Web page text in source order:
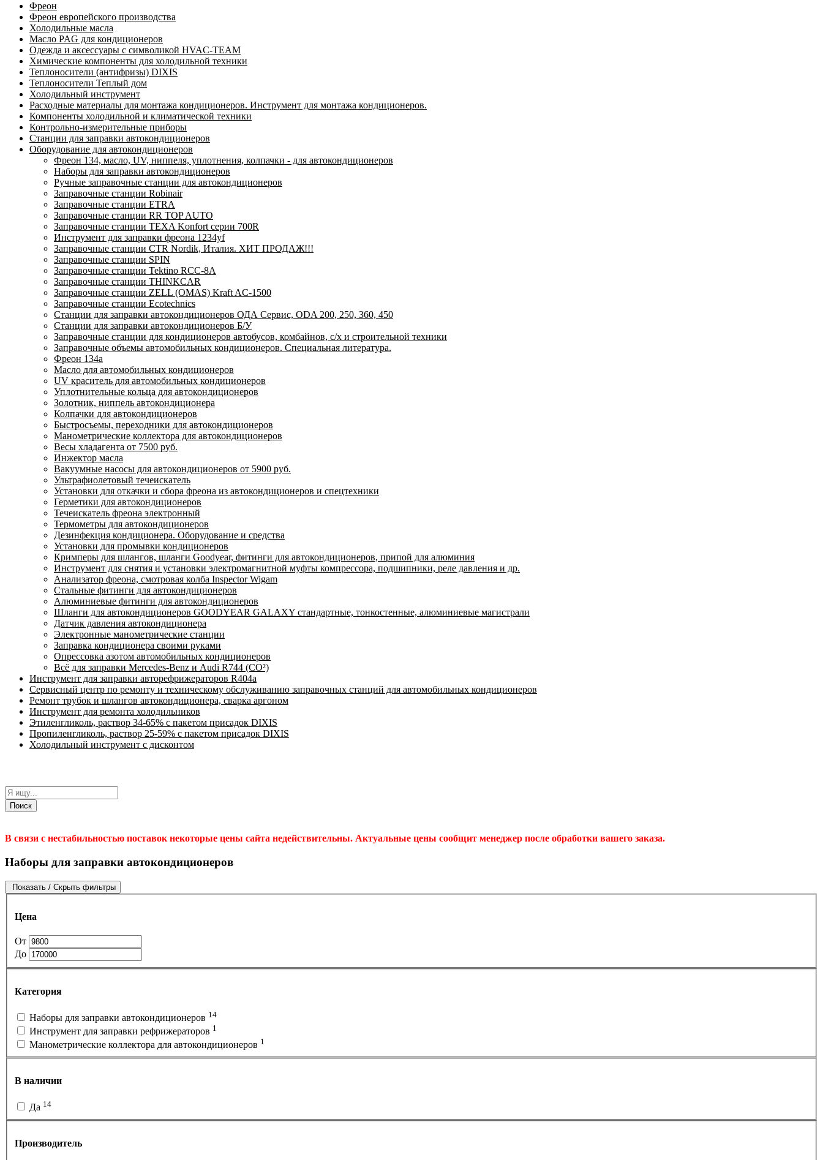
Фреон
Фреон европейского производства
Холодильные масла
Масло PAG для кондиционеров
Одежда и аксессуары с символикой HVAC-TEAM
Химические компоненты для холодильной техники
Теплоносители (антифризы) DIXIS
Теплоносители Теплый дом
Холодильный инструмент
Расходные материалы для монтажа кондиционеров. Инструмент для монтажа кондиционеров.
Компоненты холодильной и климатической техники
Контрольно-измерительные приборы
Станции для заправки автокондиционеров
Оборудование для автокондиционеров
Фреон 134, масло, UV, ниппеля, уплотнения, колпачки - для автокондиционеров
Наборы для заправки автокондиционеров
Ручные заправочные станции для автокондиционеров
Заправочные станции Robinair
Заправочные станции ETRA
Заправочные станции RR TOP AUTO
Заправочные станции TEXA Konfort серии 700R
Инструмент для заправки фреона 1234yf
Заправочные станции CTR Nordik, Италия. ХИТ ПРОДАЖ!!!
Заправочные станции SPIN
Заправочные станции Tektino RCC-8A
Заправочные станции THINKCAR
Заправочные станции ZELL (OMAS) Kraft AC-1500
Заправочные станции Ecotechnics
Станции для заправки автокондиционеров ОДА Сервис, ODA 200, 250, 360, 450
Станции для заправки автокондиционеров Б/У
Заправочные станции для кондиционеров автобусов, комбайнов, с/х и строительной техники
Заправочные объемы автомобильных кондиционеров. Специальная литература.
Фреон 134a
Масло для автомобильных кондиционеров
UV краситель для автомобильных кондиционеров
Уплотнительные кольца для автокондиционеров
Золотник, ниппель автокондиционера
Колпачки для автокондиционеров
Быстросъемы, переходники для автокондиционеров
Манометрические коллектора для автокондиционеров
Весы хладагента от 7500 руб.
Инжектор масла
Вакуумные насосы для автокондиционеров от 5900 руб.
Ультрафиолетовый течеискатель
Установки для откачки и сбора фреона из автокондиционеров и спецтехники
Герметики для автокондиционеров
Течеискатель фреона электронный
Термометры для автокондиционеров
Дезинфекция кондиционера. Оборудование и средства
Установки для промывки кондиционеров
Кримперы для шлангов, шланги Goodyear, фитинги для автокондиционеров, припой для алюминия
Инструмент для снятия и установки электромагнитной муфты компрессора, подшипники, реле давления и др.
Анализатор фреона, смотровая колба Inspector Wigam
Стальные фитинги для автокондиционеров
Алюминиевые фитинги для автокондиционеров
Шланги для автокондиционеров GOODYEAR GALAXY стандартные, тонкостенные, алюминиевые магистрали
Датчик давления автокондиционера
Электронные манометрические станции
Заправка кондиционера своими руками
Опрессовка азотом автомобильных кондиционеров
Всё для заправки Mercedes-Benz и Audi R744 (CO²)
Инструмент для заправки авторефрижераторов R404a
Сервисный центр по ремонту и техническому обслуживанию заправочных станций для автомобильных кондиционеров
Ремонт трубок и шлангов автокондиционера, сварка аргоном
Инструмент для ремонта холодильников
Этиленгликоль, раствор 34-65% с пакетом присадок DIXIS
Пропиленгликоль, раствор 25-59% с пакетом присадок DIXIS
Холодильный инструмент с дисконтом
Поиск
В связи с нестабильностью поставок некоторые цены сайта недействительны. Актуальные цены сообщит менеджер после обработки вашего заказа.
Наборы для заправки автокондиционеров
Показать / Скрыть фильтры
Цена
От
До
Категория
Наборы для заправки автокондиционеров 14
Инструмент для заправки рефрижераторов 1
Манометрические коллектора для автокондиционеров 1
В наличии
Да 14
Производитель